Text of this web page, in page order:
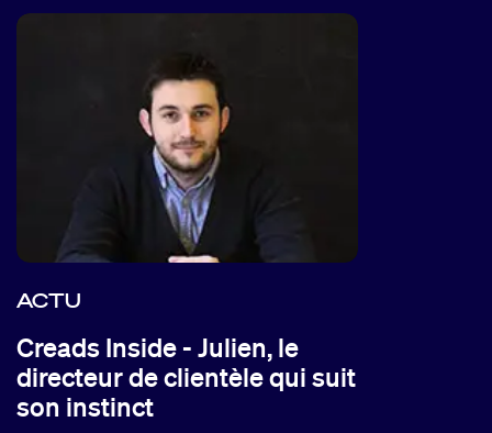
ACTU
Creads Inside - Julien, le
directeur de clientèle qui suit
son instinct